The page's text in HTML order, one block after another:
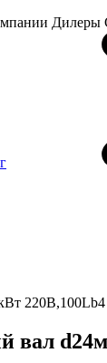
Дилеры
вал